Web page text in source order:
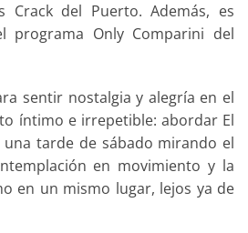
Crack del Puerto. Además, es
programa Only Comparini del
sentir nostalgia y alegría en el
íntimo e irrepetible: abordar El
una tarde de sábado mirando el
en movimiento y la
en un mismo lugar, lejos ya de